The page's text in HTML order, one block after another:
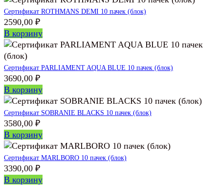
Сертификат ROTHMANS DEMI 10 пачек (блок)
2590,00 ₽
В корзину
Сертификат PARLIAMENT AQUA BLUE 10 пачек (блок)
3690,00 ₽
В корзину
Сертификат SOBRANIE BLACKS 10 пачек (блок)
3580,00 ₽
В корзину
Сертификат MARLBORO 10 пачек (блок)
3390,00 ₽
В корзину